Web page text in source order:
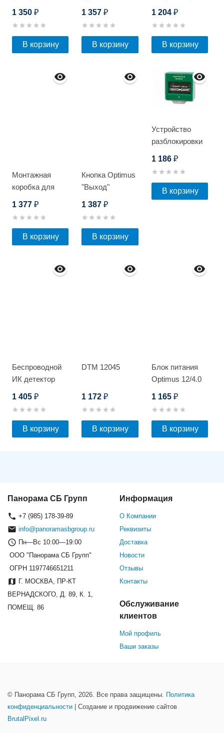
1 350 ₽
В корзину
1 357₽
В корзину
1 204 ₽
В корзину
Монтажная
коробка для
1 377 ₽
В корзину
Кнопка Optimus
"Выход"
1 387₽
В корзину
Устройство
разблокировки
1 186 ₽
В корзину
Беспроводной
ИК детектор
1 405 ₽
В корзину
DTM 12045
1 172₽
В корзину
Блок питания
Optimus 12/4.0
1 165 ₽
В корзину
Панорама СБ Групп
+7 (985) 178-39-89
info@panoramasbgroup.ru
Пн—Вс 10:00—19:00
ООО "Панорама СБ Групп"
ОГРН 1197746651211
Г. МОСКВА, ПР-КТ
ВЕРНАДСКОГО, Д. 89, К. 1,
ПОМЕЩ. 86
Информация
О Компании
Реквизиты
Доставка
Новости
Отзывы
Контакты
Обслуживание
клиентов
Мой профиль
Ваши заказы
© Панорама СБ Групп, 2026. Все права защищены. Политика
конфиденциальности | Создание и продвижение сайтов
BrutalPixel.ru